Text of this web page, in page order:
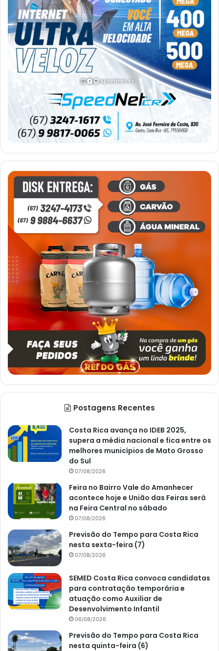
Postagens Recentes
Costa Rica avança no IDEB 2025,
supera a média nacional e fica entre os
melhores municípios de Mato Grosso
do Sul
07/08/2026
Feira no Bairro Vale do Amanhecer
acontece hoje e União das Feiras será
na Feira Central no sábado
07/08/2026
Previsão do Tempo para Costa Rica
nesta sexta-feira (7)
07/08/2026
SEMED Costa Rica convoca candidatas
para contratação temporária e
atuação como Auxiliar de
Desenvolvimento Infantil
06/08/2026
Previsão do Tempo para Costa Rica
nesta quinta-feira (6)